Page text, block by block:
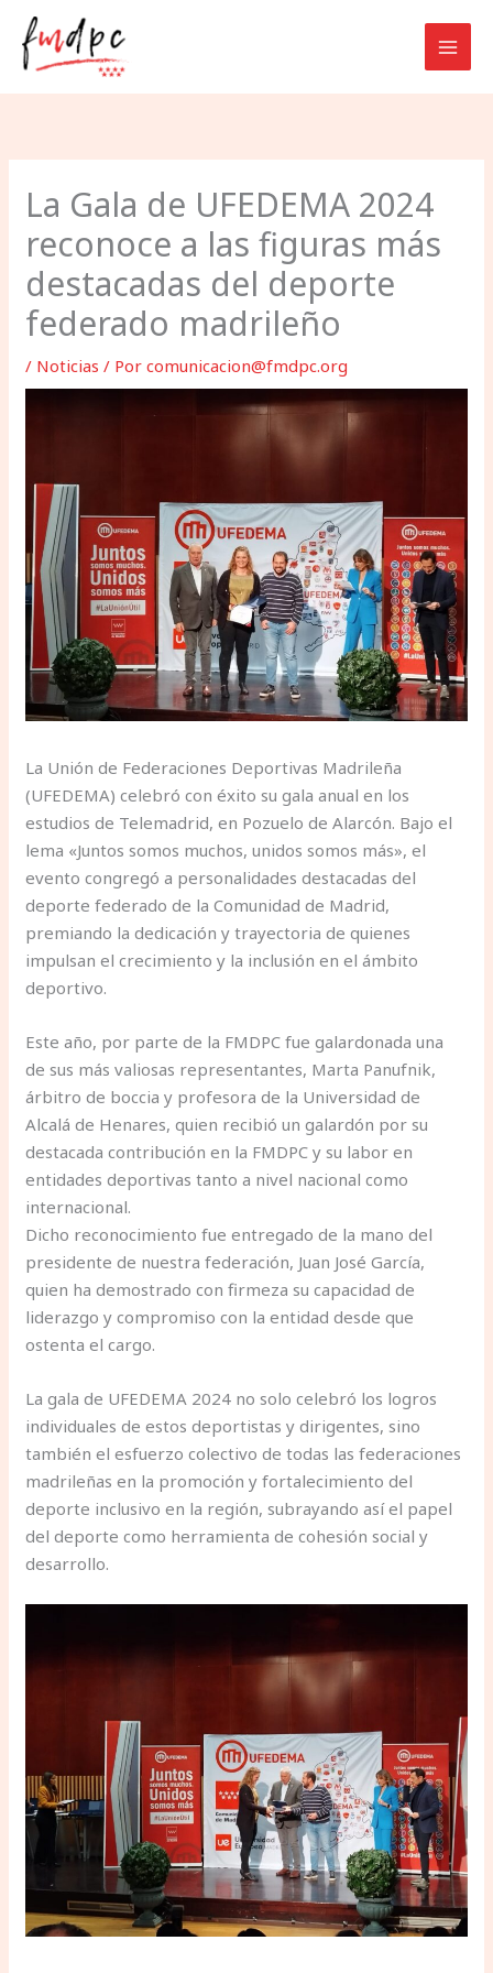
contenido
La Gala de UFEDEMA 2024
reconoce a las figuras más
destacadas del deporte
federado madrileño
/ Noticias / Porcomunicacion@fmdpc.org
La Unión de Federaciones Deportivas Madrileña
(UFEDEMA) celebró con éxito su gala anual en los
estudios de Telemadrid, en Pozuelo de Alarcón. Bajo el
lema «Juntos somos muchos, unidos somos más», el
evento congregó a personalidades destacadas del
deporte federado de la Comunidad de Madrid,
premiando la dedicación y trayectoria de quienes
impulsan el crecimiento y la inclusión en el ámbito
deportivo.
Este año, por parte de la FMDPC fue galardonada una
de sus más valiosas representantes, Marta Panufnik,
árbitro de boccia y profesora de la Universidad de
Alcalá de Henares, quien recibió un galardón por su
destacada contribución en la FMDPC y su labor en
entidades deportivas tanto a nivel nacional como
internacional.
Dicho reconocimiento fue entregado de la mano del
presidente de nuestra federación, Juan José García,
quien ha demostrado con firmeza su capacidad de
liderazgo y compromiso con la entidad desde que
ostenta el cargo.
La gala de UFEDEMA 2024 no solo celebró los logros
individuales de estos deportistas y dirigentes, sino
también el esfuerzo colectivo de todas las federaciones
madrileñas en la promoción y fortalecimiento del
deporte inclusivo en la región, subrayando así el papel
del deporte como herramienta de cohesión social y
desarrollo.